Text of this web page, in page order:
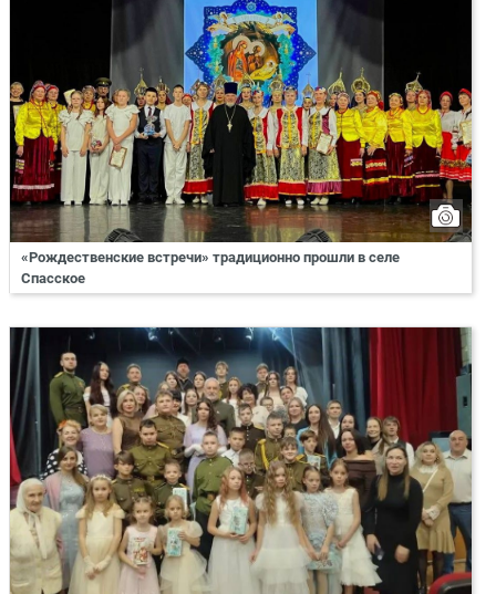
«Рождественские встречи» традиционно прошли в селе
Спасское